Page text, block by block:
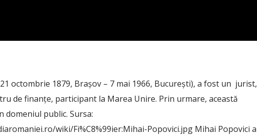
octombrie 1879, Brașov – 7 mai 1966, București), a fost un jurist,
de finanțe, participant la Marea Unire. Prin urmare, această
domeniul public. Sursa:
wiki/Fi%C8%99ier:Mihai-Popovici.jpg Mihai Popovici a